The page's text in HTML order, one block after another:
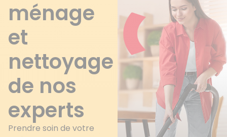
ménage
et
nettoyage
de nos
experts
Prendre soin de votre